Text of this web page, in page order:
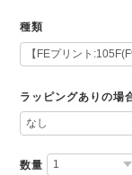
種類
ラッピングありの場
数量